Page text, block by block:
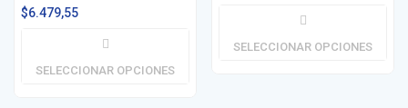
$6.479,55
SELECCIONAR OPCIONES
SELECCIONAR OPCIONES